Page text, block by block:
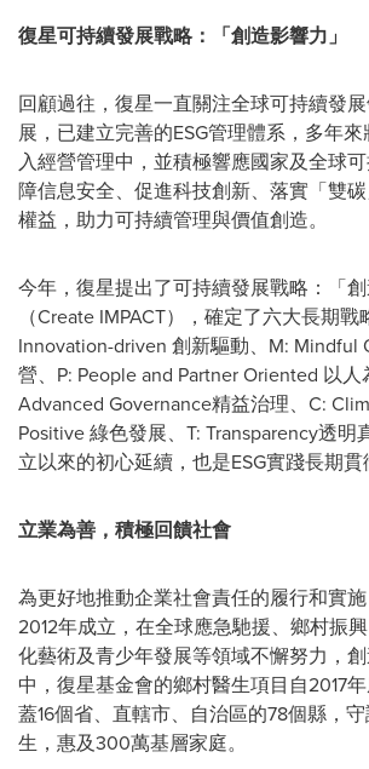
復星可持續發展戰略： 「創造影響力」
回顧過往，復星一直關注全球可持續發
展，已建立完善的ESG管理體系，多年
入經營管理中，並積極響應國家及全球
障信息安全、促進科技創新、落實「雙
權益，助力可持續管理與價值創造。
今年，復星提出了可持續發展戰略：「創
（Create IMPACT），確定了六大長期
Innovation-driven 創新驅動、M: Mindful
營、P: People and Partner Oriented 以人
Advanced Governance精益治理、C:
Positive 綠色發展、T: Transparency透明
立以來的初心延續，也是ESG實踐長期貫
立業為善，積極回饋社會
為更好地推動企業社會責任的履行和實
2012年成立，在全球應急馳援、鄉村振
化藝術及青少年發展等領域不懈努力，
中，復星基金會的鄉村醫生項目自2017
蓋16個省、直轄市、自治區的78個縣，
生，惠及300萬基層家庭。